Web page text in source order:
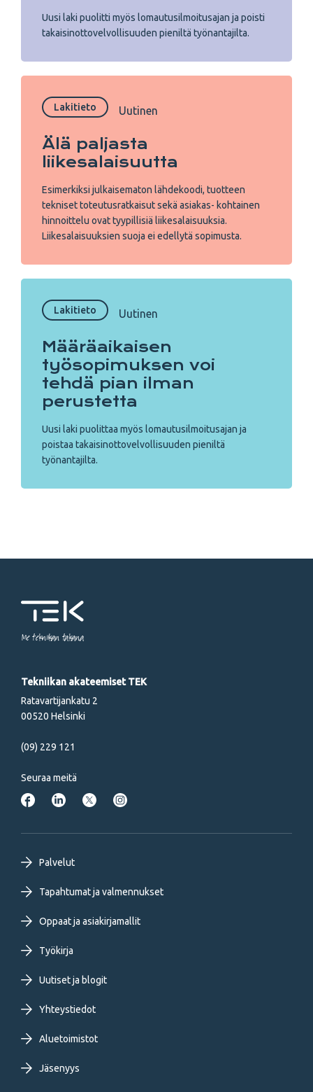
Uusi laki puolitti myös lomautusilmoitusajan ja poisti
takaisinottovelvollisuuden pieniltä työnantajilta.
Lakitieto Uutinen
Älä paljasta
liikesalaisuutta
Esimerkiksi julkaisematon lähdekoodi, tuotteen
tekniset toteutusratkaisut sekä asiakas- kohtainen
hinnoittelu ovat tyypillisiä liikesalaisuuksia.
Liikesalaisuuksien suoja ei edellytä sopimusta.
Lakitieto Uutinen
Määräaikaisen
työsopimuksen voi
tehdä pian ilman
perustetta
Uusi laki puolittaa myös lomautusilmoitusajan ja
poistaa takaisinottovelvollisuuden pieniltä
työnantajilta.
Me tekniikan takana
Tekniikan akateemiset TEK
Ratavartijankatu 2
00520 Helsinki
(09) 229 121
Seuraa meitä
Footer
primary
menu
FI
Palvelut
Tapahtumat ja valmennukset
Oppaat ja asiakirjamallit
Työkirja
Uutiset ja blogit
Yhteystiedot
Aluetoimistot
Jäsenyys